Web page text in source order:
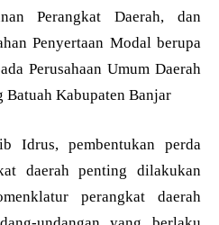
Perangkat Daerah, dan
Penyertaan Modal berupa
Perusahaan Umum Daerah
Batuah Kabupaten Banjar
Idrus, pembentukan perda
daerah penting dilakukan
perangkat daerah